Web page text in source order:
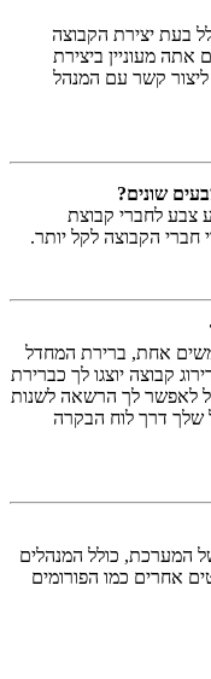
בעת יצירת הקבוצה
מעוניין ביצירת
קשר עם המנהל
שונים?
צבע לחברי קבוצת
חברי הקבוצה לקל יותר.
אחת, ברירת המחדל
קבוצה יוצגו לך כברירת
לאפשר לך הרשאה לשנות
דרך לוח הבקרה
המערכת, כולל המנהלים
אחרים כמו הפורומים